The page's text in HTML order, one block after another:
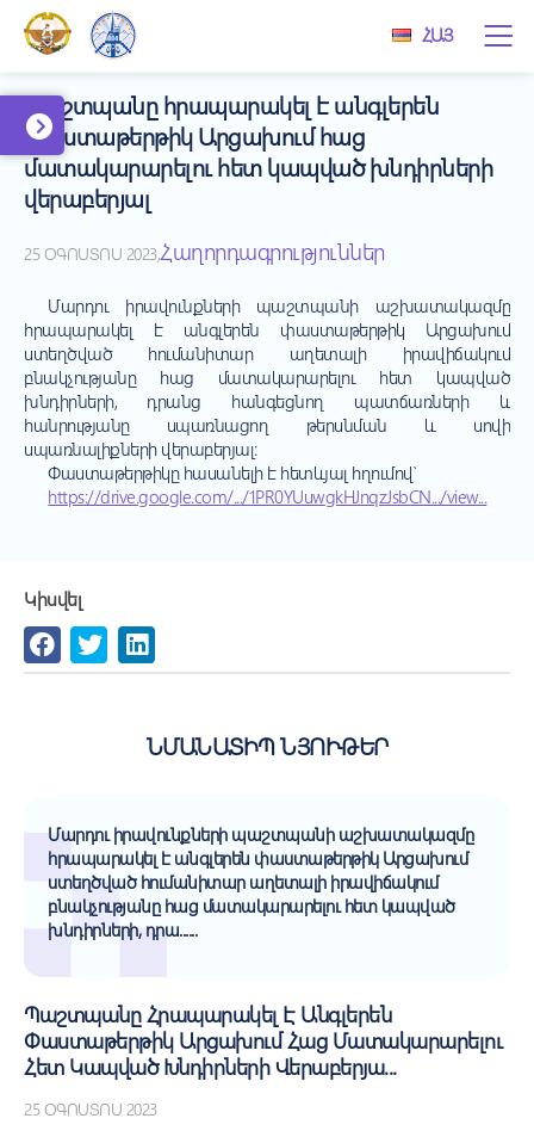
ՀԱՅ
Պաշտպանը հրապարակել է անգլերեն
փաստաթերթիկ Արցախում հաց
մատակարարելու հետ կապված խնդիրների
վերաբերյալ
25 ՕԳՈՍՏՈՍ 2023,Հաղորդագրություններ
Մարդու իրավունքների պաշտպանի աշխատակազմը
հրապարակել է անգլերեն փաստաթերթիկ Արցախում
ստեղծված հումանիտար աղետալի իրավիճակում
բնակչությանը հաց մատակարարելու հետ կապված
խնդիրների, դրանց հանգեցնող պատճառների և
հանրությանը սպառնացող թերսնման և սովի
սպառնալիքների վերաբերյալ։
Փաստաթերթիկը հասանելի է հետևյալ հղումով՝
https://drive.google.com/.../1PR0YUuwgkHJnqzJsbCN.../view...
Կիսվել
ՆՄԱՆԱՏԻՊ ՆՅՈՒԹԵՐ
Մարդու իրավունքների պաշտպանի աշխատակազմը
հրապարակել է անգլերեն փաստաթերթիկ Արցախում
ստեղծված հումանիտար աղետալի իրավիճակում
բնակչությանը հաց մատակարարելու հետ կապված
խնդիրների, դրա......
Պաշտպանը Հրապարակել Է Անգլերեն
Փաստաթերթիկ Արցախում Հաց Մատակարարելու
Հետ Կապված Խնդիրների Վերաբերյա...
25 ՕԳՈՍՏՈՍ 2023